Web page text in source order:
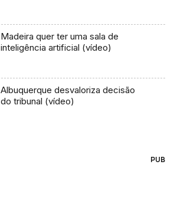
Madeira quer ter uma sala de
inteligência artificial (vídeo)
Albuquerque desvaloriza decisão
do tribunal (vídeo)
PUB